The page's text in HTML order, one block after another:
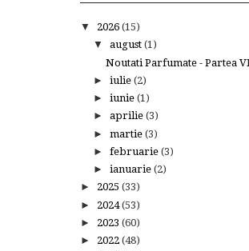
▼ 2026 (15)
▼ august (1)
Noutati Parfumate - Partea
► iulie (2)
► iunie (1)
► aprilie (3)
► martie (3)
► februarie (3)
► ianuarie (2)
► 2025 (33)
► 2024(53)
► 2023 (60)
► 2022 (48)